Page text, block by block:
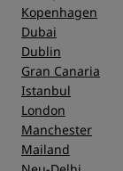
Kopenhagen
Dubai
Dublin
Gran Canaria
Istanbul
London
Manchester
Mailand